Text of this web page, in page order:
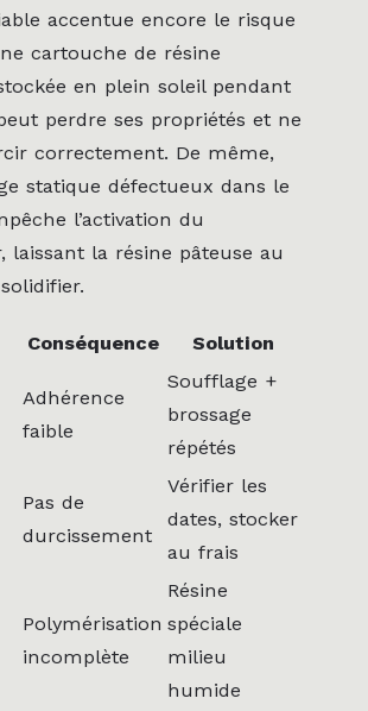
accentue encore le risque
cartouche de résine
en plein soleil pendant
perdre ses propriétés et ne
correctement. De même,
statique défectueux dans le
l’activation du
laissant la résine pâteuse au
Conséquence
Solution
Adhérence
faible
Soufflage +
brossage
répétés
Pas de
durcissement
Vérifier les
dates, stocker
au frais
Polymérisation
incomplète
Résine
spéciale
milieu
humide